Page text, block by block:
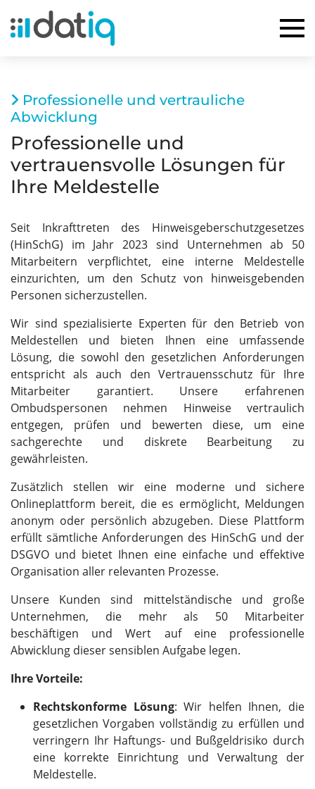
Professionelle und
vertrauensvolle Lösungen für
Ihre Meldestelle
Professionelle und vertrauliche
Abwicklung
Seit Inkrafttreten des Hinweisgeberschutzgesetzes
(HinSchG) im Jahr 2023 sind Unternehmen ab 50
Mitarbeitern verpflichtet, eine interne Meldestelle
einzurichten, um den Schutz von hinweisgebenden
Personen sicherzustellen.
Wir sind spezialisierte Experten für den Betrieb von
Meldestellen und bieten Ihnen eine umfassende
Lösung, die sowohl den gesetzlichen Anforderungen
entspricht als auch den Vertrauensschutz für Ihre
Mitarbeiter garantiert. Unsere erfahrenen
Ombudspersonen nehmen Hinweise vertraulich
entgegen, prüfen und bewerten diese, um eine
sachgerechte und diskrete Bearbeitung zu
gewährleisten.
Zusätzlich stellen wir eine moderne und sichere
Onlineplattform bereit, die es ermöglicht, Meldungen
anonym oder persönlich abzugeben. Diese Plattform
erfüllt sämtliche Anforderungen des HinSchG und der
DSGVO und bietet Ihnen eine einfache und effektive
Organisation aller relevanten Prozesse.
Unsere Kunden sind mittelständische und große
Unternehmen, die mehr als 50 Mitarbeiter
beschäftigen und Wert auf eine professionelle
Abwicklung dieser sensiblen Aufgabe legen.
Ihre Vorteile:
Rechtskonforme Lösung: Wir helfen Ihnen, die
gesetzlichen Vorgaben vollständig zu erfüllen und
verringern Ihr Haftungs- und Bußgeldrisiko durch
eine korrekte Einrichtung und Verwaltung der
Meldestelle.